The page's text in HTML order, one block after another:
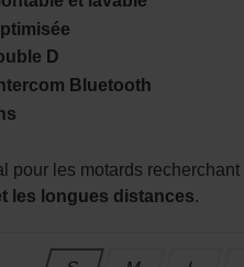
D
Bluetooth
pour les motards recherchant
les longues distances.